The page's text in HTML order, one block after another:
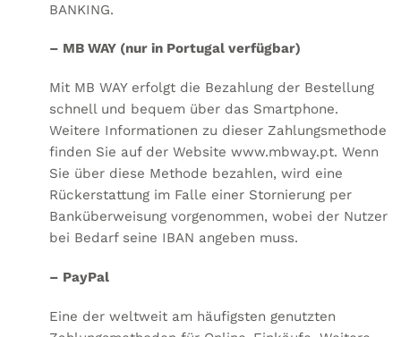
BANKING.
– MB WAY (nur in Portugal verfügbar)
Mit MB WAY erfolgt die Bezahlung der Bestellung
schnell und bequem über das Smartphone.
Weitere Informationen zu dieser Zahlungsmethode
finden Sie auf der Website www.mbway.pt. Wenn
Sie über diese Methode bezahlen, wird eine
Rückerstattung im Falle einer Stornierung per
Banküberweisung vorgenommen, wobei der Nutzer
bei Bedarf seine IBAN angeben muss.
– PayPal
Eine der weltweit am häufigsten genutzten